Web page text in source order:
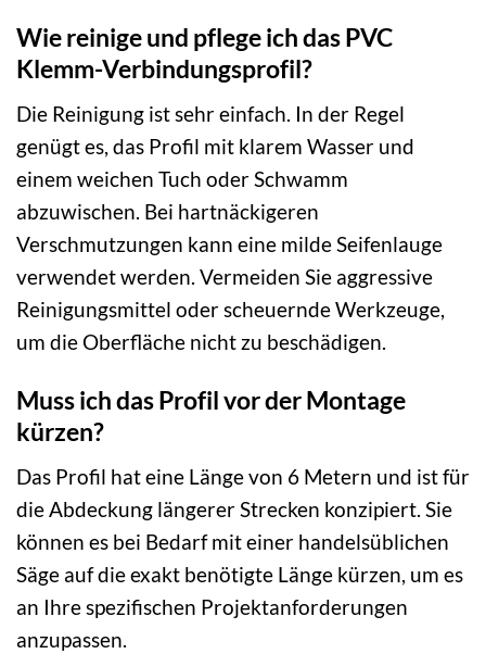
Wie reinige und pflege ich das PVC
Klemm-Verbindungsprofil?
Die Reinigung ist sehr einfach. In der Regel
genügt es, das Profil mit klarem Wasser und
einem weichen Tuch oder Schwamm
abzuwischen. Bei hartnäckigeren
Verschmutzungen kann eine milde Seifenlauge
verwendet werden. Vermeiden Sie aggressive
Reinigungsmittel oder scheuernde Werkzeuge,
um die Oberfläche nicht zu beschädigen.
Muss ich das Profil vor der Montage
kürzen?
Das Profil hat eine Länge von 6 Metern und ist für
die Abdeckung längerer Strecken konzipiert. Sie
können es bei Bedarf mit einer handelsüblichen
Säge auf die exakt benötigte Länge kürzen, um es
an Ihre spezifischen Projektanforderungen
anzupassen.